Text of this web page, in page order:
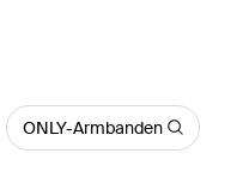
ONLY-Armbanden